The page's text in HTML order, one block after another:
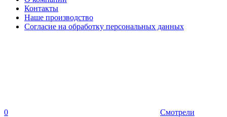
Контакты
Наше производство
Согласие на обработку персональных данных
0 Смотрели